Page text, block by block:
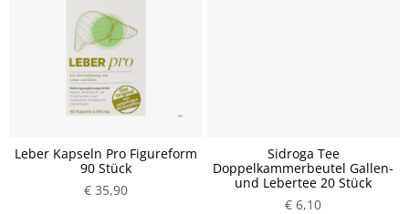
Leber Kapseln Pro Figureform
90 Stück
€ 35,90
Sidroga Tee
Doppelkammerbeutel Gallen-
und Lebertee 20 Stück
€ 6,10